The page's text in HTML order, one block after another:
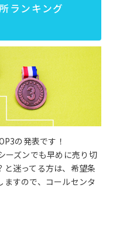
ランキング
の発表です！
ーズンでも早めに売り切
迷ってる方は、希望条
すので、コールセンタ